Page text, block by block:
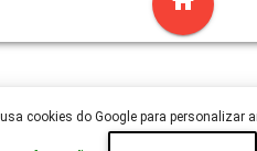
cookies do Google para personalizar